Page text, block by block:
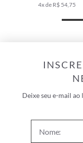
4x de R$ 54,75
Deixe seu e-mail ao